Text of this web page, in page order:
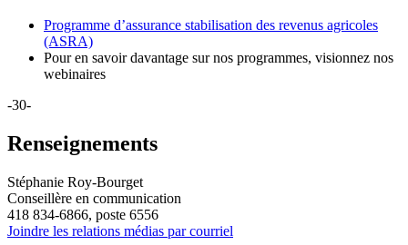
Programme d’assurance stabilisation des revenus agricoles
(ASRA)
Pour en savoir davantage sur nos programmes, visionnez nos
webinaires
-30-
Renseignements
Stéphanie Roy-Bourget
Conseillère en communication
418 834-6866, poste 6556
Joindre les relations médias par courriel